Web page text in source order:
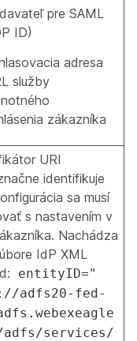
pre SAML
ID)
adresa
služby
zákazníka
URI
identifikuje
sa musí
s nastavením v
Nachádza
IdP XML
entityID="
adfs20-fed-
adfs/services/